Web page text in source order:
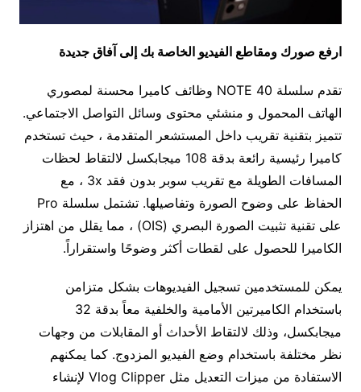
ارفع صورك ومقاطع الفيديو الخاصة بك إلى آفاق جديدة
تقدم سلسلة NOTE 40 وظائف كاميرا محسنة لمصوري
الهاتف المحمول و منشئي محتوى وسائل التواصل الاجتماعي.
تتميز بتقنية تقريب داخل المستشعر المتقدمة ، حيث تستخدم
كاميرا رئيسية رائعة بدقة 108 ميجابكسل لالتقاط لحظات
المسافات الطويلة مع تقريب سوبر بدون فقد 3x ، مع
الحفاظ على وضوح الصورة وتفاصيلها. تشتمل سلسلة Pro
على تقنية تثبيت الصورة البصري (OIS) ، مما يقلل من اهتزاز
الكاميرا للحصول على لقطات أكثر وضوحًا واستقراراً.
يمكن للمستخدمين تسجيل الفيديوهات بشكل متزامن
باستخدام الكاميرتين الأمامية والخلفية معاً بدقة 32
ميجابكسل، وذلك لالتقاط الأحداث أو المقابلات من وجهات
نظر مختلفة باستخدام وضع الفيديو المزدوج. كما يمكنهم
الاستفادة من ميزات التعديل مثل Vlog Clipper لإنشاء